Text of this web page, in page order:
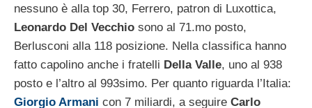
nessuno è alla top 30, Ferrero, patron di Luxottica,
Leonardo Del Vecchio sono al 71.mo posto,
Berlusconi alla 118 posizione. Nella classifica hanno
fatto capolino anche i fratelli Della Valle, uno al 938
posto e l’altro al 993simo. Per quanto riguarda l’Italia:
Giorgio Armani con 7 miliardi, a seguire Carlo